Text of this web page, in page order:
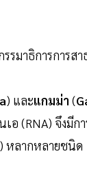
รมาธิการการส
) และแกมม่า (
เอ (RNA) จึงมี
หลากหลายชนิด